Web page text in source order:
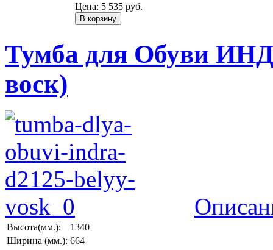
Цена: 5 535 руб.
Тумба для Обуви
воск)
Высота(мм.):
1340
Ширина (мм.): 664